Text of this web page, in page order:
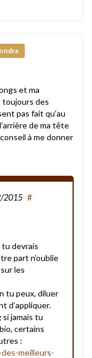
et ma
toujours des
pas fait qu’au
de ma tête
à me donner
2015 #
devrais
part n’oublie
les
tu peux, diluer
d’appliquer.
jamais tu
certains
:
meilleurs-